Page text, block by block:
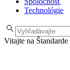
Technológie
Vitajte na Štandarde